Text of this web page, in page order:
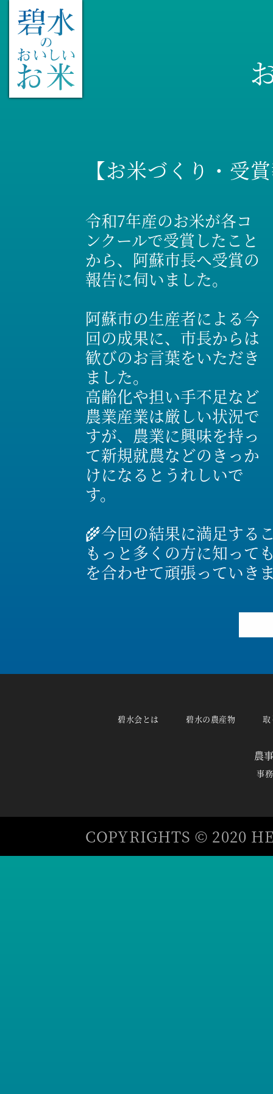
【お米づくり・受
令和7年産のお米が各コ
ンクールで受賞したこと
から、阿蘇市長へ受賞の
報告に伺いました。
阿蘇市の生産者による今
回の成果に、市長からは
歓びのお言葉をいただき
ました。
高齢化や担い手不足など
農業産業は厳しい状況で
すが、農業に興味を持っ
て新規就農などのきっか
けになるとうれしいで
す。
🌾今回の結果に満足する
もっと多くの方に知って
を合わせて頑張っていき
碧水会とは 碧水の農産物 取
農
事
COPYRIGHTS © 2020